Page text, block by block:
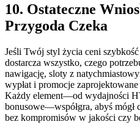
10. Ostateczne
Przygoda Czeka
Jeśli Twój styl życia ceni
dostarcza wszystko, czego
nawigację, sloty z
wypłat i promocje
Każdy element—od wydajności
bonusowe—współgra, abyś mógł
bez kompromisów w jakości czy